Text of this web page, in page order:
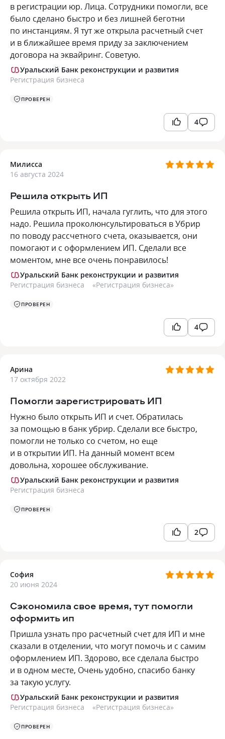
в регистрации юр. Лица. Сотрудники помогли, все
было сделано быстро и без лишней беготни
по инстанциям. Я тут же открыла расчетный счет
и в ближайшее время приду за заключением
договора на эквайринг. Советую.
Уральский Банк реконструкции и развития
Регистрация бизнеса
ПРОВЕРЕН
4
Милисса
16 августа 2024
Решила открыть ИП
Решила открыть ИП, начала гуглить, что для этого
надо. Решила проколюнсультироваться в Убрир
по поводу рассчетного счета, оказывается, они
помогают и с оформлением ИП. Сделали все
моментом, мне все очень понравилось!
Уральский Банк реконструкции и развития
Регистрация бизнеса
«Регистрация бизнеса»
ПРОВЕРЕН
4
Арина
17 октября 2022
Помогли зарегистрировать ИП
Нужно было открыть ИП и счет. Обратилась
за помощью в банк убрир. Сделали все быстро,
помогли не только со счетом, но еще
и в открытии ИП. На данный момент всем
довольна, хорошее обслуживание.
Уральский Банк реконструкции и развития
Регистрация бизнеса
ПРОВЕРЕН
2
София
20 июня 2024
Сэкономила свое время, тут помогли
оформить ип
Пришла узнать про расчетный счет для ИП и мне
сказали в отделении, что могут помочь и с самим
оформлением ИП. Здорово, все сделала быстро
и в одном месте, Очень удобно, спасибо банку
за такую услугу.
Уральский Банк реконструкции и развития
Регистрация бизнеса
«Регистрация бизнеса»
ПРОВЕРЕН